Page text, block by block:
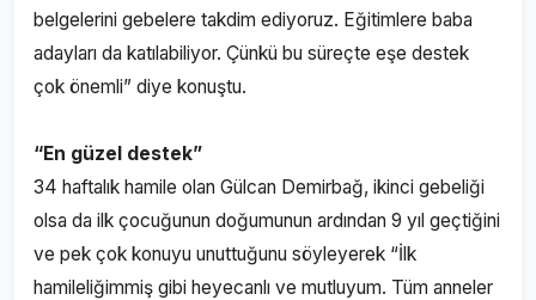
belgelerini gebelere takdim ediyoruz. Eğitimlere baba
adayları da katılabiliyor. Çünkü bu süreçte eşe destek
çok önemli” diye konuştu.
“En güzel destek”
34 haftalık hamile olan Gülcan Demirbağ, ikinci gebeliği
olsa da ilk çocuğunun doğumunun ardından 9 yıl geçtiğini
ve pek çok konuyu unuttuğunu söyleyerek “İlk
hamileliğimmiş gibi heyecanlı ve mutluyum. Tüm anneler